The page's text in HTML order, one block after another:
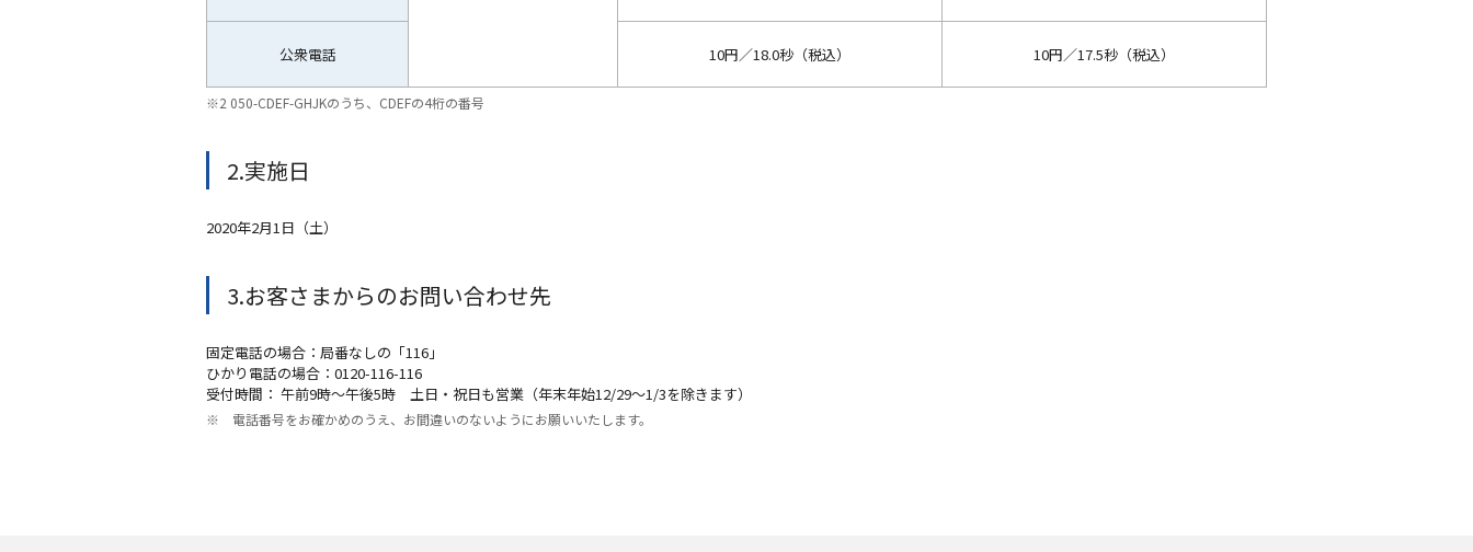
公衆電話 10円／18.0秒（税込） 10円／17.5秒（税込）
※2 050-CDEF-GHJKのうち、CDEFの4桁の番号
2.実施日
2020年2月1日（土）
3.お客さまからのお問い合わせ先
固定電話の場合：局番なしの「116」
ひかり電話の場合：0120-116-116
受付時間： 午前9時～午後5時 土日・祝日も営業（年末年始12/29～1/3を除きます）
※ 電話番号をお確かめのうえ、お間違いのないようにお願いいたします。